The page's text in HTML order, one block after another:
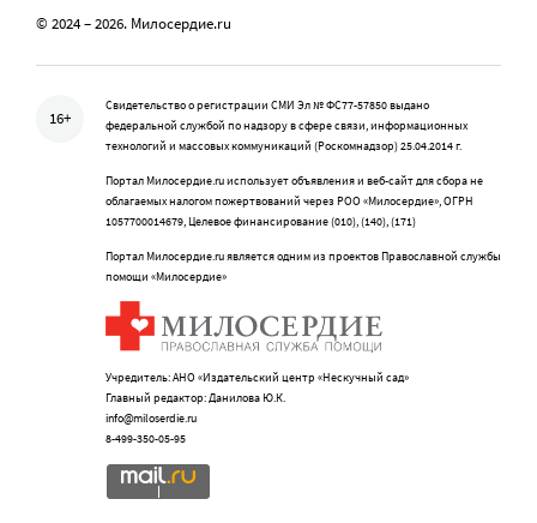
© 2024 – 2026. Милосердие.ru
16+
Свидетельство о регистрации СМИ Эл № ФС77-57850 выдано
федеральной службой по надзору в сфере связи, информационных
технологий и массовых коммуникаций (Роскомнадзор) 25.04.2014 г.
Портал Милосердие.ru использует объявления и веб-сайт для сбора не
облагаемых налогом пожертвований через РОО «Милосердие», ОГРН
1057700014679, Целевое финансирование (010), (140), (171)
Портал Милосердие.ru является одним из проектов Православной службы
помощи «Милосердие»
Учредитель: АНО «Издательский центр «Нескучный сад»
Главный редактор: Данилова Ю.К.
info@miloserdie.ru
8-499-350-05-95